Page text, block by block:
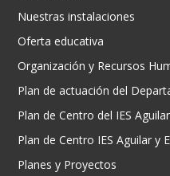
Nuestras instalaciones
Oferta educativa
Organización y Recursos
Plan de actuación del
Plan de Centro del IES
Plan de Centro IES Aguilar y
Planes y Proyectos